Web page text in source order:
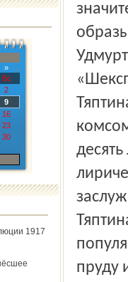
»
Вс
2
9
16
23
30
1917
пруду